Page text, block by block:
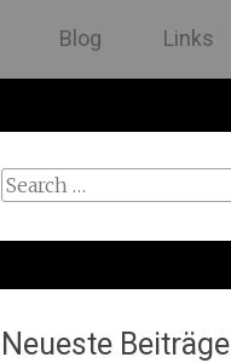
Blog Links
Search
Neueste Beiträge